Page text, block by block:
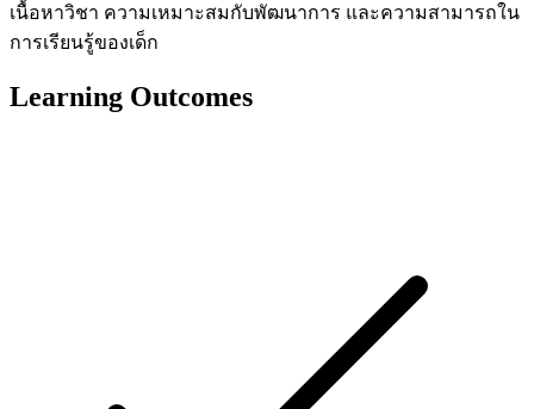
เนื้อหาวิชา ความเหมาะสมกับพัฒนาการ และความสามารถใน
การเรียนรู้ของเด็ก
Learning Outcomes